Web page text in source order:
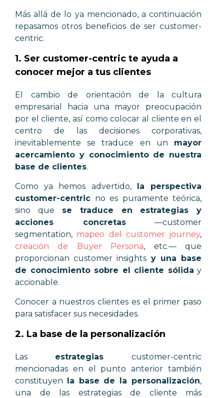
Más allá de lo ya mencionado, a continuación
repasamos otros beneficios de ser customer-
centric.
1. Ser customer-centric te ayuda a
conocer mejor a tus clientes
El cambio de orientación de la cultura
empresarial hacia una mayor preocupación
por el cliente, así como colocar al cliente en el
centro de las decisiones corporativas,
inevitablemente se traduce en un mayor
acercamiento y conocimiento de nuestra
base de clientes.
Como ya hemos advertido, la perspectiva
customer-centric no es puramente teórica,
sino que se traduce en estrategias y
acciones concretas
—customer
segmentation, mapeo del customer journey,
creación de Buyer Persona, etc.—que
proporcionan customer insights y una base
de conocimiento sobre el cliente sólida y
accionable.
Conocer a nuestros clientes es el primer paso
para satisfacer sus necesidades.
2. La base de la personalización
Las estrategias customer-centric
mencionadas en el punto anterior también
constituyen la base de la personalización,
una de las estrategias de cliente más